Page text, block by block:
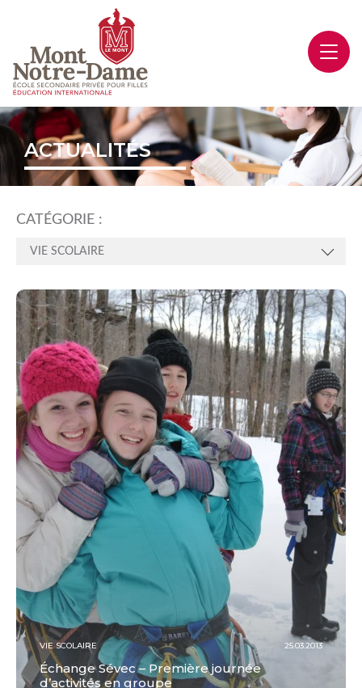
ACTUALITÉS
CATÉGORIE :
VIE SCOLAIRE
VIE SCOLAIRE 25.03.2013
Échange Sévec – Première journée
d’activités en groupe